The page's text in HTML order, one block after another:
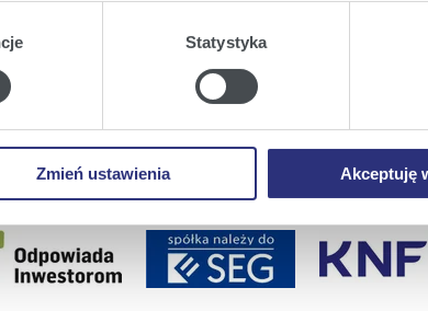
wybrać jakie rodzaje plików cookie będziemy
zgody na instalację plików cookie – odmowa ta
i działania naszych stron internetowych.
Statystyka
Zmień ustawienia Akceptuję